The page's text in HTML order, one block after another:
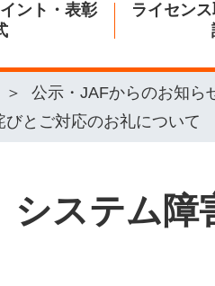
ント・表彰
ライセン
公示・JAFからのお知ら
びとご対応のお礼について
システム